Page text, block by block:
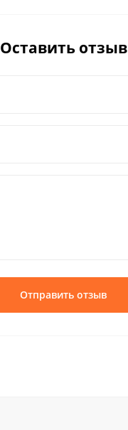
Оставить отзыв
Отправить отзыв